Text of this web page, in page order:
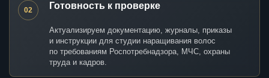
02 Готовность к проверке
Актуализируем документацию, журналы, приказы
и инструкции для студии наращивания волос
по требованиям Роспотребнадзора, МЧС, охраны
труда и кадров.